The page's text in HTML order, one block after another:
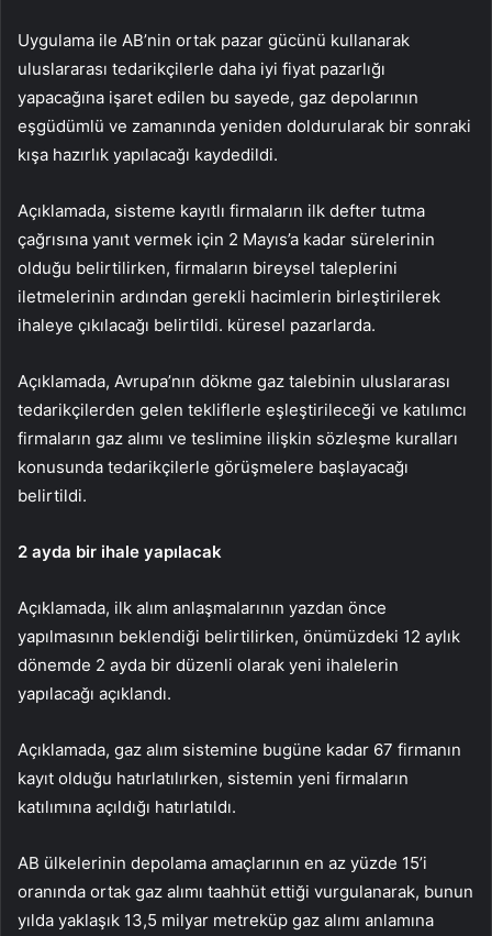
Uygulama ile AB’nin ortak pazar gücünü kullanarak
uluslararası tedarikçilerle daha iyi fiyat pazarlığı
yapacağına işaret edilen bu sayede, gaz depolarının
eşgüdümlü ve zamanında yeniden doldurularak bir sonraki
kışa hazırlık yapılacağı kaydedildi.
Açıklamada, sisteme kayıtlı firmaların ilk defter tutma
çağrısına yanıt vermek için 2 Mayıs’a kadar sürelerinin
olduğu belirtilirken, firmaların bireysel taleplerini
iletmelerinin ardından gerekli hacimlerin birleştirilerek
ihaleye çıkılacağı belirtildi. küresel pazarlarda.
Açıklamada, Avrupa’nın dökme gaz talebinin uluslararası
tedarikçilerden gelen tekliflerle eşleştirileceği ve katılımcı
firmaların gaz alımı ve teslimine ilişkin sözleşme kuralları
konusunda tedarikçilerle görüşmelere başlayacağı
belirtildi.
2 ayda bir ihale yapılacak
Açıklamada, ilk alım anlaşmalarının yazdan önce
yapılmasının beklendiği belirtilirken, önümüzdeki 12 aylık
dönemde 2 ayda bir düzenli olarak yeni ihalelerin
yapılacağı açıklandı.
Açıklamada, gaz alım sistemine bugüne kadar 67 firmanın
kayıt olduğu hatırlatılırken, sistemin yeni firmaların
katılımına açıldığı hatırlatıldı.
AB ülkelerinin depolama amaçlarının en az yüzde 15’i
oranında ortak gaz alımı taahhüt ettiği vurgulanarak, bunun
yılda yaklaşık 13,5 milyar metreküp gaz alımı anlamına